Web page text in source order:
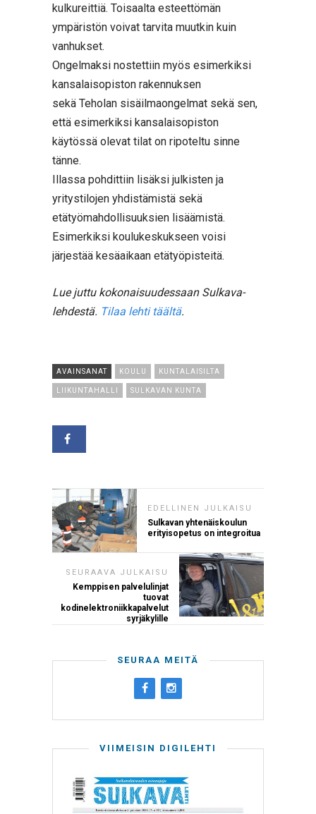
kulkureittiä. Toisaalta esteettömän
ympäristön voivat tarvita muutkin kuin
vanhukset.
Ongelmaksi nostettiin myös esimerkiksi
kansalaisopiston rakennuksen
sekä Teholan sisäilmaongelmat sekä sen,
että esimerkiksi kansalaisopiston
käytössä olevat tilat on ripoteltu sinne
tänne.
Illassa pohdittiin lisäksi julkisten ja
yritystilojen yhdistämistä sekä
etätyömahdollisuuksien lisäämistä.
Esimerkiksi koulukeskukseen voisi
järjestää kesäaikaan etätyöpisteitä.
Lue juttu kokonaisuudessaan Sulkava-
lehdestä. Tilaa lehti täältä.
AVAINSANAT KOULU KUNTALAISILTA
LIIKUNTAHALLI SULKAVAN KUNTA
EDELLINEN JULKAISU
Sulkavan yhtenäiskoulun
erityisopetus on integroitua
SEURAAVA JULKAISU
Kemppisen palvelulinjat
tuovat
kodinelektroniikkapalvelut
syrjäkylille
SEURAA MEITÄ
VIIMEISIN DIGILEHTI